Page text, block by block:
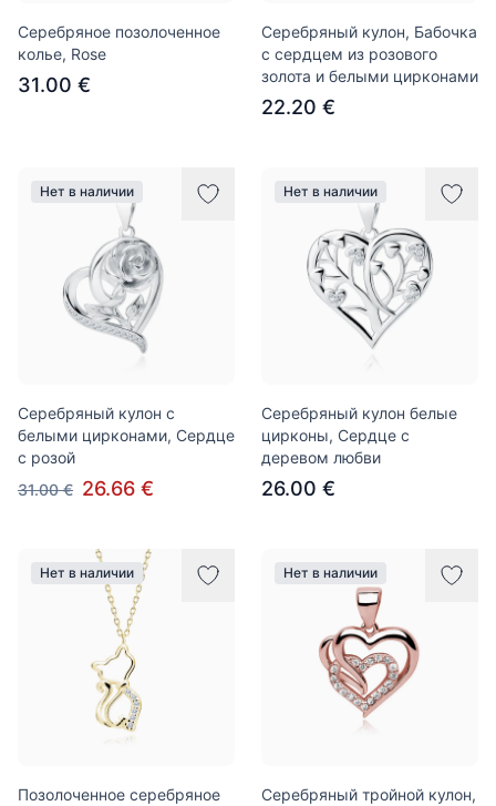
Серебряное позолоченное
колье, Rose
31.00 €
Серебряный кулон, Бабочка
с сердцем из розового
золота и белыми цирконами
22.20 €
Нет в наличии
Серебряный кулон с
белыми цирконами, Сердце
с розой
31.00 € 26.66 €
Нет в наличии
Серебряный кулон белые
цирконы, Сердце с
деревом любви
26.00 €
Нет в наличии
Позолоченное серебряное
Нет в наличии
Серебряный тройной кулон,